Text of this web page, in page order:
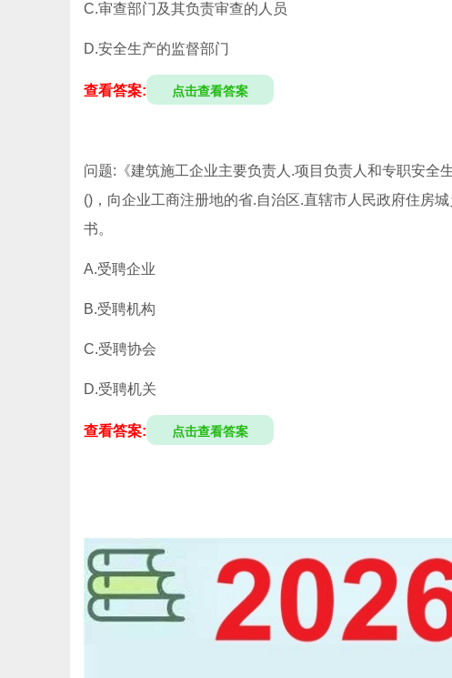
C.审查部门及其负责审查的人员
D.安全生产的监督部门
查看答案: 点击查看答案
问题:《建筑施工企业主要负责人.项目负责人和专职安全
()，向企业工商注册地的省.自治区.直辖市人民政府住房
书。
A.受聘企业
B.受聘机构
C.受聘协会
D.受聘机关
查看答案: 点击查看答案